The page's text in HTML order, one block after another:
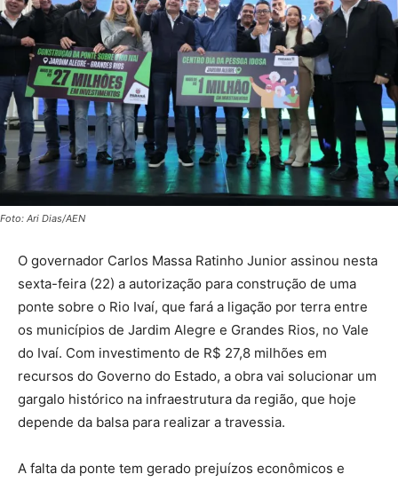
Foto: Ari Dias/AEN
O governador Carlos Massa Ratinho Junior assinou nesta
sexta-feira (22) a autorização para construção de uma
ponte sobre o Rio Ivaí, que fará a ligação por terra entre
os municípios de Jardim Alegre e Grandes Rios, no Vale
do Ivaí. Com investimento de R$ 27,8 milhões em
recursos do Governo do Estado, a obra vai solucionar um
gargalo histórico na infraestrutura da região, que hoje
depende da balsa para realizar a travessia.
A falta da ponte tem gerado prejuízos econômicos e